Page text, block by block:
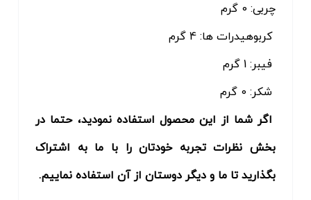
چربی: 0 گرم
کربوهیدرات ها: 4 گرم
فیبر: 1 گرم
شکر: 0 گرم
اگر شما از این محصول استفاده نمودید، حتما در
بخش نظرات تجربه خودتان را با ما به اشتراک
بگذارید تا ما و دیگر دوستان از آن استفاده نماییم.